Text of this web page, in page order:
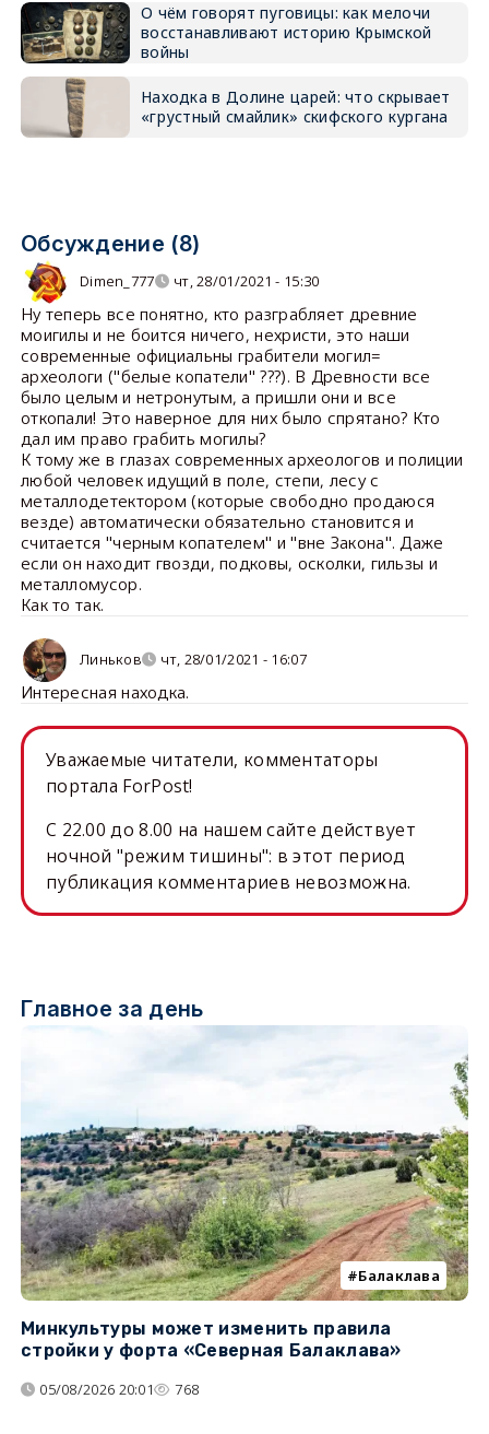
О чём говорят пуговицы: как мелочи
восстанавливают историю Крымской
войны
Находка в Долине царей: что скрывает
«грустный смайлик» скифского кургана
Обсуждение (8)
Dimen_777 чт, 28/01/2021 - 15:30
Ну теперь все понятно, кто разграбляет древние
моигилы и не боится ничего, нехристи, это наши
современные официальны грабители могил=
археологи ("белые копатели" ???). В Древности все
было целым и нетронутым, а пришли они и все
откопали! Это наверное для них было спрятано? Кто
дал им право грабить могилы?
К тому же в глазах современных археологов и полиции
любой человек идущий в поле, степи, лесу с
металлодетектором (которые свободно продаюся
везде) автоматически обязательно становится и
считается "черным копателем" и "вне Закона". Даже
если он находит гвозди, подковы, осколки, гильзы и
металломусор.
Как то так.
Линьков чт, 28/01/2021 - 16:07
Интересная находка.
Уважаемые читатели, комментаторы
портала ForPost!
C 22.00 до 8.00 на нашем сайте действует
ночной "режим тишины": в этот период
публикация комментариев невозможна.
Главное за день
Балаклава
Минкультуры может изменить правила
стройки у форта «Северная Балаклава»
05/08/2026 20:01 768